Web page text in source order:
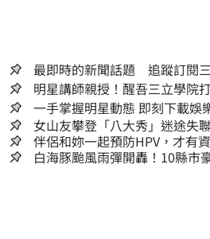
最即時的新聞話題 追蹤訂閱
明星講師親授！醒吾三立學院
一手掌握明星動態 即
女山友攀登「八大秀」迷途
媽還沒找到
伴侶和妳一起預防HPV，才有
白海豚颱風雨彈開轟！10縣